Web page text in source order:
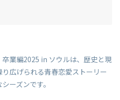
卒業編2025 in ソウルは、歴史と現
広げられる青春恋愛ストーリー
ーズンです。